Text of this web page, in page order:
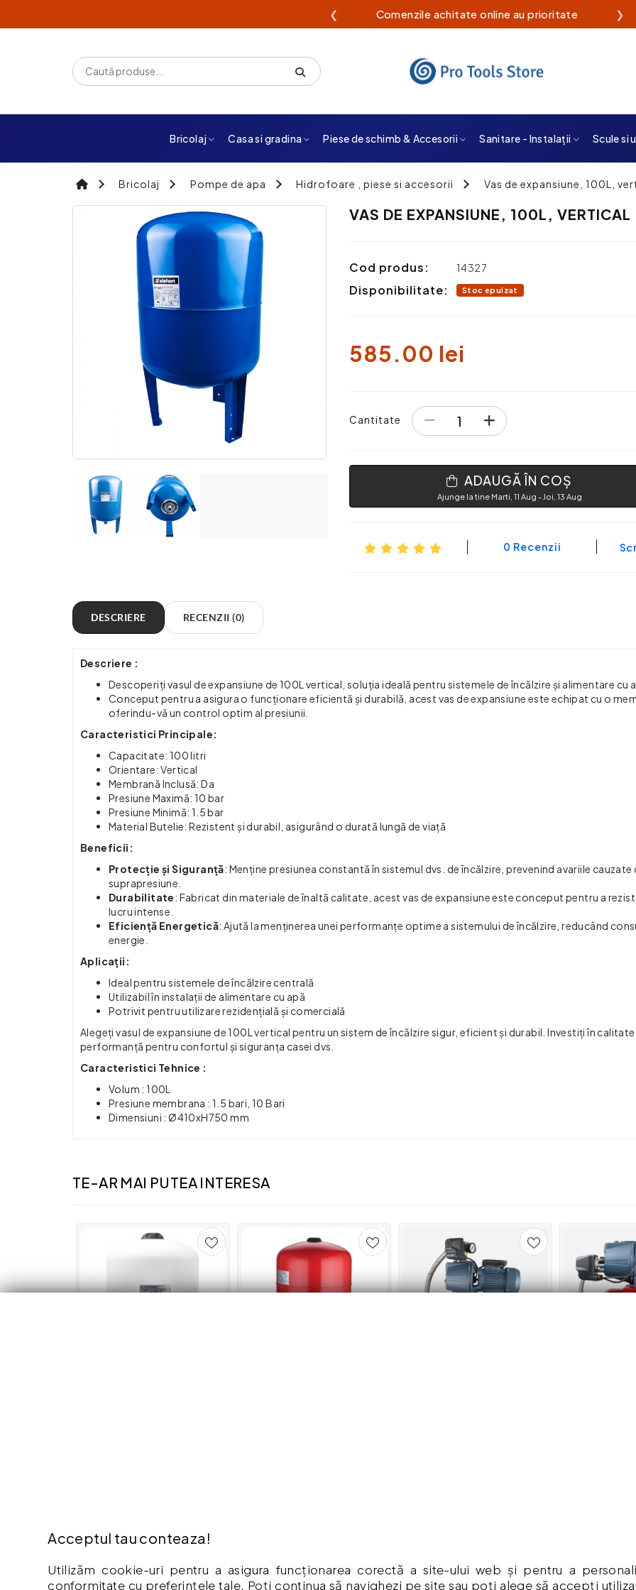
❮ Livrare rapidă din stoc propriu ❯
Bricolaj Casa si gradina Piese de schimb & Accesorii Sanitare - Instalații Scule si
Bricolaj Pompe de apa Hidrofoare , piese si accesorii Vas de expansiune, 100L,
VAS DE EXPANSIUNE, 100L, VERTICAL
Cod produs: 14327
Disponibilitate: Stoc epuizat
585.00 lei
Cantitate
ADAUGĂ ÎN COȘ
Ajunge la tine Marti, 11 Aug - Joi, 13 Aug
0 Recenzii
DESCRIERE RECENZII (0)
Descriere :
Descoperiți vasul de expansiune de 100L vertical, soluția ideală pentru sistemele de încălzire și alimentare cu
Conceput pentru a asigura o funcționare eficientă și durabilă, acest vas de expansiune este echipat cu o
oferindu-vă un control optim al presiunii.
Caracteristici Principale:
Capacitate: 100 litri
Orientare: Vertical
Membrană Inclusă: Da
Presiune Maximă: 10 bar
Presiune Minimă: 1.5 bar
Material Butelie: Rezistent și durabil, asigurând o durată lungă de viață
Beneficii:
Protecție și Siguranță: Menține presiunea constantă în sistemul dvs. de încălzire, prevenind avariile cauzate
suprapresiune.
Durabilitate: Fabricat din materiale de înaltă calitate, acest vas de expansiune este conceput pentru a
lucru intense.
Eficiență Energetică: Ajută la menținerea unei performanțe optime a sistemului de încălzire, reducând
energie.
Aplicații:
Ideal pentru sistemele de încălzire centrală
Utilizabil în instalații de alimentare cu apă
Potrivit pentru utilizare rezidențială și comercială
Alegeți vasul de expansiune de 100L vertical pentru un sistem de încălzire sigur, eficient și durabil. Investiți în calitate
performanță pentru confortul și siguranța casei dvs.
Caracteristici Tehnice :
Volum : 100L
Presiune membrana : 1.5 bari, 10 Bari
Dimensiuni : Ø410xH750 mm
TE-AR MAI PUTEA INTERESA
Acceptul tau conteaza!
Utilizăm cookie-uri pentru a asigura funcționarea corectă a site-ului web și pentru a
conformitate cu preferințele tale. Poți continua să navighezi pe site sau poți alege să accepți
EXTRA
Contact
Cum Cumpăr ?
Contul meu